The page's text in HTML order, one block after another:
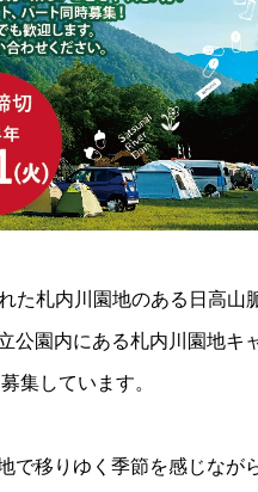
た札内川園地のある日高山
公園内にある札内川園地キ
集しています。
で移りゆく季節を感じなが